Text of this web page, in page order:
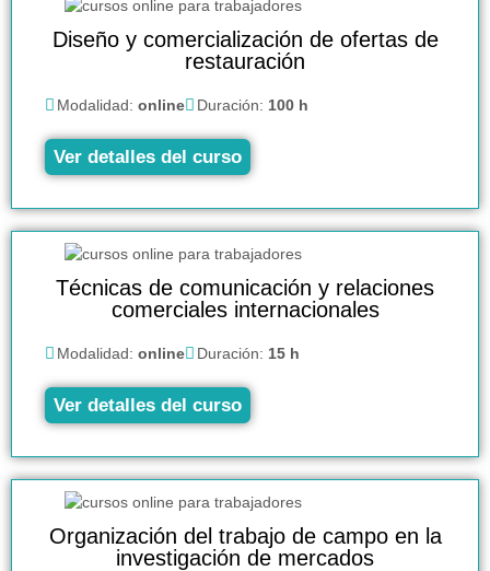
Diseño y comercialización de ofertas de
restauración
Modalidad: online Duración: 100 h
Ver detalles del curso
Técnicas de comunicación y relaciones
comerciales internacionales
Modalidad: online Duración: 15 h
Ver detalles del curso
Organización del trabajo de campo en la
investigación de mercados